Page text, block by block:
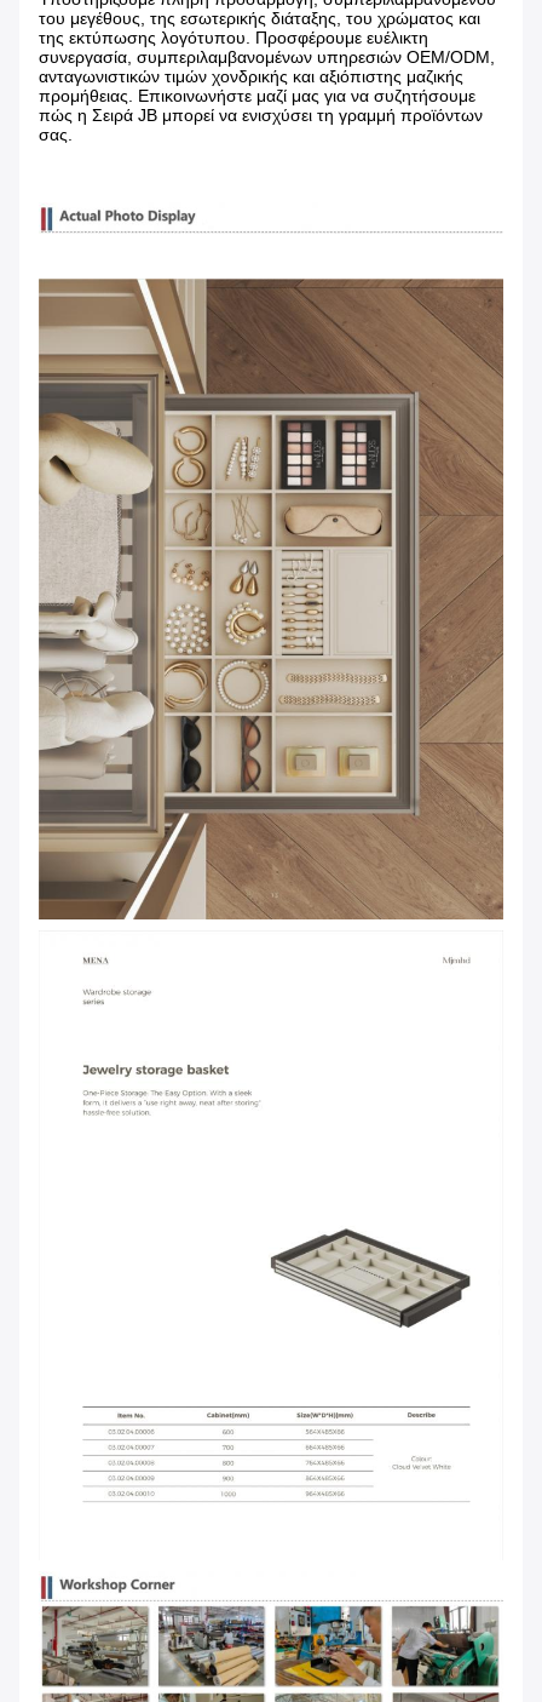
του μεγέθους, της εσωτερικής διάταξης, του χρώματος και
της εκτύπωσης λογότυπου. Προσφέρουμε ευέλικτη
συνεργασία, συμπεριλαμβανομένων υπηρεσιών OEM/ODM,
ανταγωνιστικών τιμών χονδρικής και αξιόπιστης μαζικής
προμήθειας. Επικοινωνήστε μαζί μας για να συζητήσουμε
πώς η Σειρά JB μπορεί να ενισχύσει τη γραμμή προϊόντων
σας.